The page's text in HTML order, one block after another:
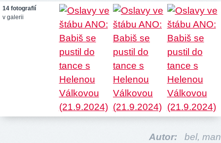
14 fotografií
v galerii
Autor: bel, man